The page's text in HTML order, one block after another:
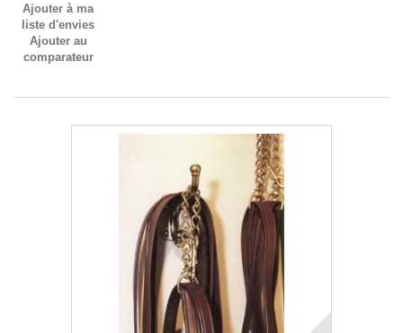
Ajouter à ma
liste d'envies
Ajouter au
comparateur